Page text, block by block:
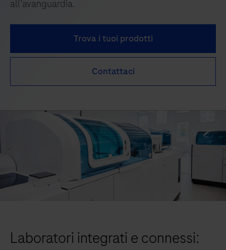
all’avanguardia.
Trova i tuoi prodotti
Contattaci
Laboratori integrati e connessi: